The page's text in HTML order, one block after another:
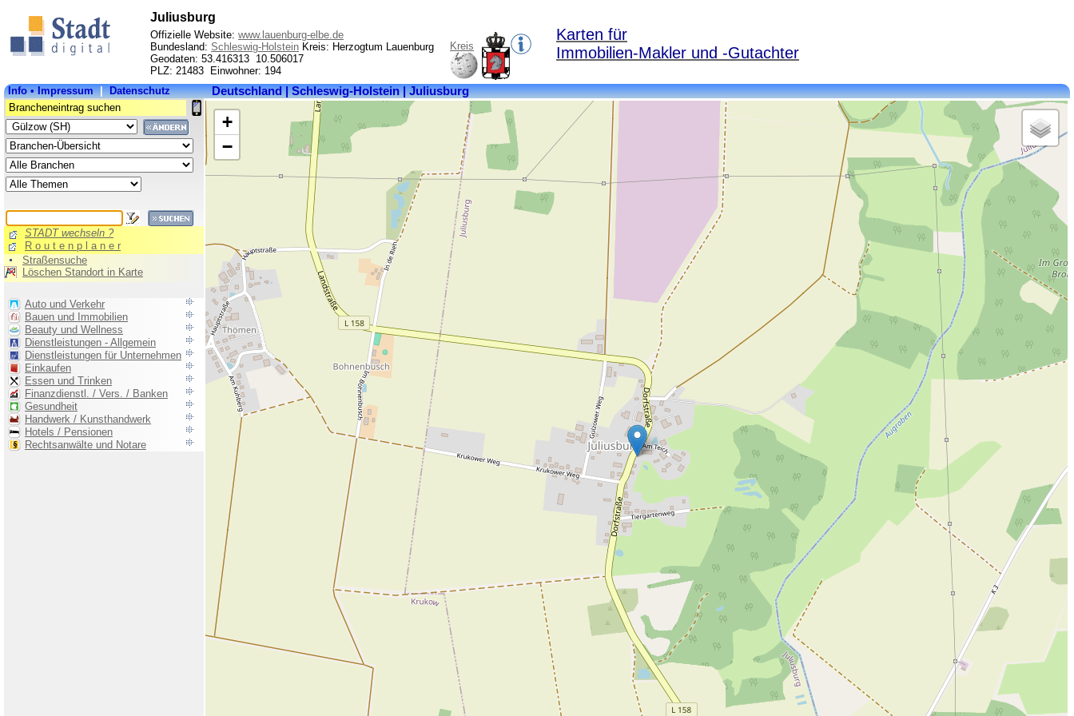
Juliusburg
Offizielle Website: www.lauenburg-elbe.de
Bundesland: Schleswig-Holstein Kreis: Herzogtum Lauenburg
Geodaten: 53.416313 10.506017
PLZ: 21483 Einwohner: 194
Kreis
Herzogtum
Lauenburg
Bundesland:
Schleswig-
Holstein
Fläche:
km²
Einwohner:
177
Karten für
Immobilien-Makler und -Gutachter